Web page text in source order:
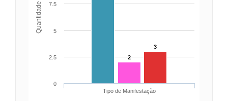
Quantidade
2
3
Tipo de Manifestação
0
2.5
5
7.5